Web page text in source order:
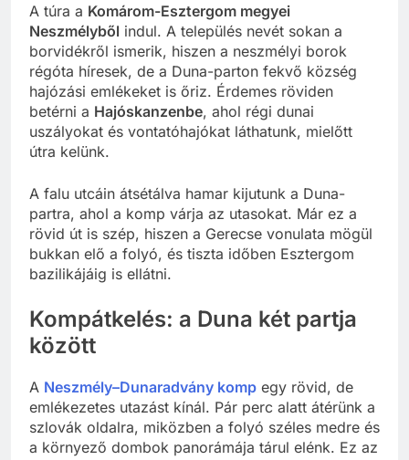
A túra a Komárom-Esztergom megyei
Neszmélyből indul. A település nevét sokan a
borvidékről ismerik, hiszen a neszmélyi borok
régóta híresek, de a Duna-parton fekvő község
hajózási emlékeket is őriz. Érdemes röviden
betérni a Hajóskanzenbe, ahol régi dunai
uszályokat és vontatóhajókat láthatunk, mielőtt
útra kelünk.
A falu utcáin átsétálva hamar kijutunk a Duna-
partra, ahol a komp várja az utasokat. Már ez a
rövid út is szép, hiszen a Gerecse vonulata mögül
bukkan elő a folyó, és tiszta időben Esztergom
bazilikájáig is ellátni.
Kompátkelés: a Duna két partja
között
A Neszmély–Dunaradvány komp egy rövid, de
emlékezetes utazást kínál. Pár perc alatt átérünk a
szlovák oldalra, miközben a folyó széles medre és
a környező dombok panorámája tárul elénk. Ez az